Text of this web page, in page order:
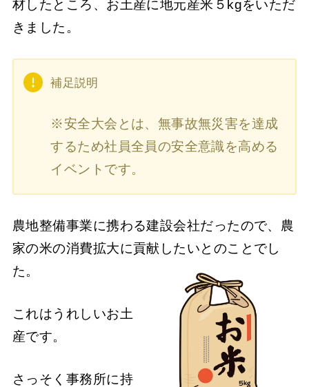
材したところ、お土産に地元産米５kgをいただ
きました。
補足説明
※安全大会とは、無事故無災害を達成
するため社員全員の安全意識を高める
イベントです。
農地整備事業に携わる建設会社だったので、農
家の米の消費拡大に貢献したいとのことでし
た。
これはうれしいお土
産です。
さっそく事務所に持